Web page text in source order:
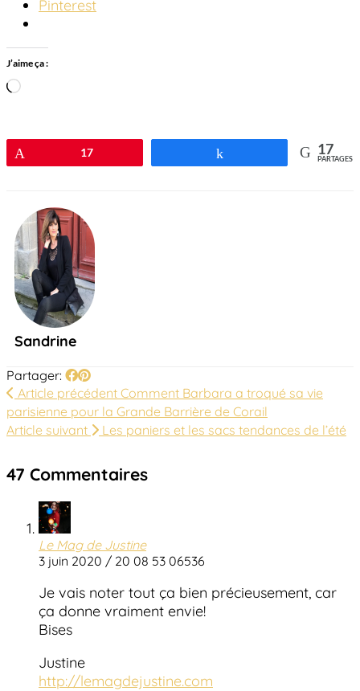
Pinterest
J’aime ça :
Chargement…
17 17
PARTAGES
Sandrine
Partager:
Article précédent Comment Barbara a troqué sa vie
parisienne pour la Grande Barrière de Corail
Article suivant
Les paniers et les sacs tendances de l’été
47 Commentaires
Le Mag de Justine
3 juin 2020 / 20 08 53 06536
Je vais noter tout ça bien précieusement, car
ça donne vraiment envie!
Bises
Justine
http://lemagdejustine.com